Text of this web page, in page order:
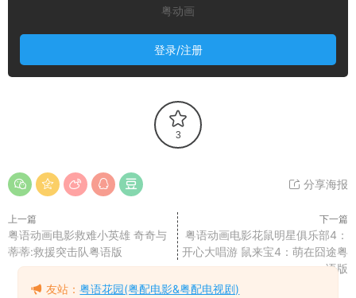
粤动画
登录/注册
3
分享海报
上一篇
粤语动画电影救难小英雄 奇奇与
蒂蒂:救援突击队粤语版
下一篇
粤语动画电影花鼠明星俱乐部4：
开心大唱游 鼠来宝4：萌在囧途粤
语版
友站：粤语花园(粤配电影&粤配电视剧)